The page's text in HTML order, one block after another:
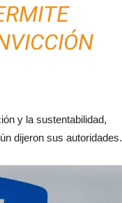
y la sustentabilidad,
dijeron sus autoridades.